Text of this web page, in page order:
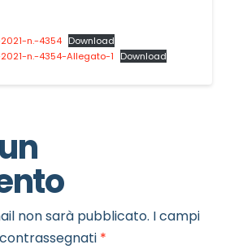
n.-4354 Download
n.-4354-Allegato-1
Download
non sarà pubblicato. I campi
*